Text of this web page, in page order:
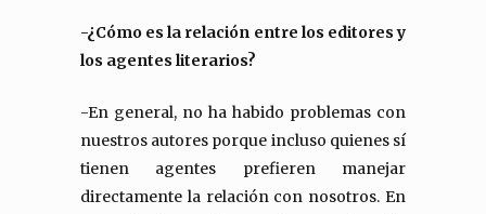
-¿Cómo es la relación entre los editores y
los agentes literarios?
-En general, no ha habido problemas con
nuestros autores porque incluso quienes sí
tienen agentes prefieren manejar
directamente la relación con nosotros. En